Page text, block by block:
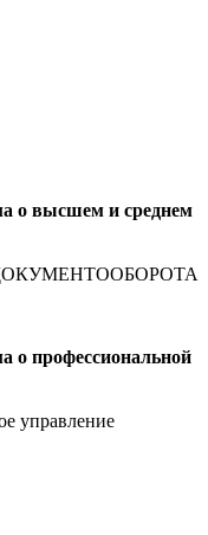
о высшем и среднем
ДОКУМЕНТООБОРОТА
о профессиональной
управление